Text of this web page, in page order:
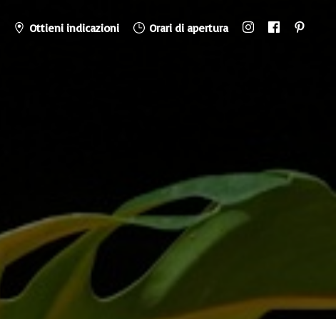
Ottieni indicazioni Orari di apertura